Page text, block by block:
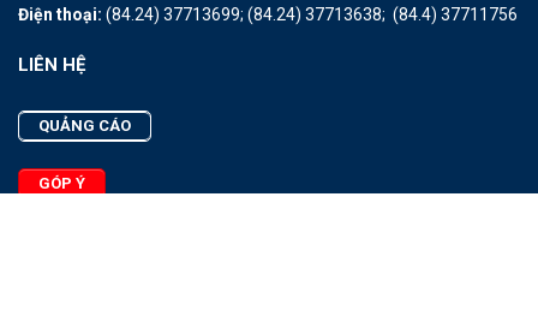
Điện thoại: (84.24) 37713699; (84.24) 37713638; (84.4) 37711756
LIÊN HỆ
QUẢNG CÁO
GÓP Ý